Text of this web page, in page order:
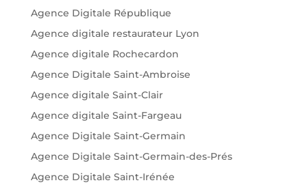
Agence Digitale République
Agence digitale restaurateur Lyon
Agence digitale Rochecardon
Agence Digitale Saint-Ambroise
Agence digitale Saint-Clair
Agence digitale Saint-Fargeau
Agence Digitale Saint-Germain
Agence Digitale Saint-Germain-des-Prés
Agence Digitale Saint-Irénée